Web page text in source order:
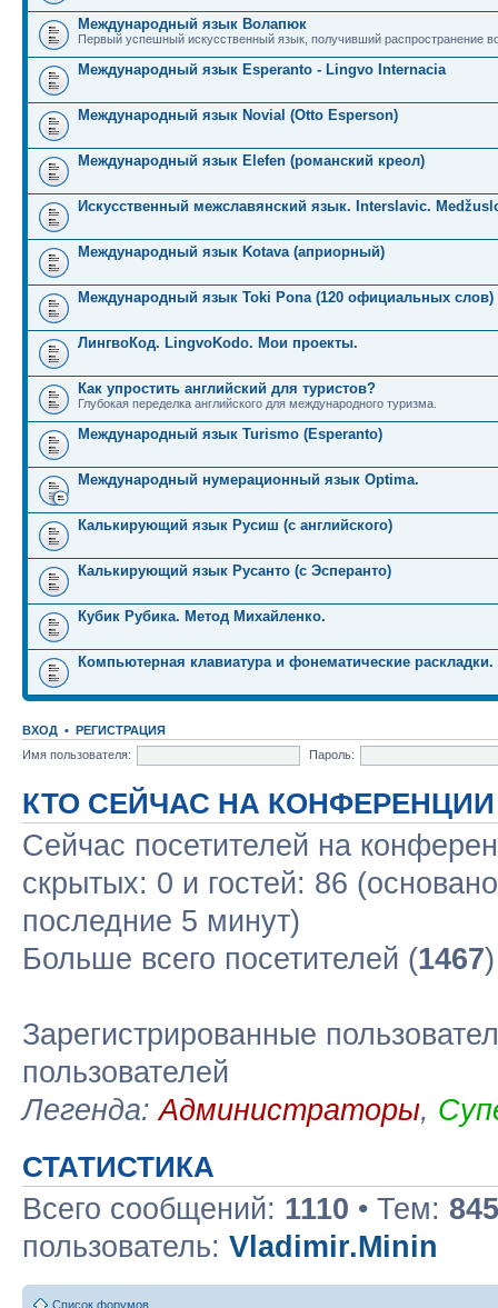
Международный язык Волапюк
Первый успешный искусственный язык, получивший распространение
Международный язык Esperanto - Lingvo Internacia
Международный язык Novial (Otto Esperson)
Международный язык Elefen (романский креол)
Искусственный межславянский язык. Interslavic.
Международный язык Kotava (априорный)
Международный язык Toki Pona (120 официальных слов)
ЛингвоКод. LingvoKodo. Мои проекты.
Как упростить английский для туристов?
Глубокая переделка английского для международного туризма.
Международный язык Turismo (Esperanto)
Международный нумерационный язык Optima.
Калькирующий язык Русиш (с английского)
Калькирующий язык Русанто (с Эсперанто)
Кубик Рубика. Метод Михайленко.
Компьютерная клавиатура и фонематические раскладки.
ВХОД • РЕГИСТРАЦИЯ
Имя пользователя:
Пароль:
КТО СЕЙЧАС НА КОНФЕРЕНЦИИ
Сейчас посетителей на
скрытых: 0 и гостей: 86
последние 5 минут)
Больше всего посетителей (1467
Зарегистрированные
пользователей
Легенда:Администраторы,
СТАТИСТИКА
Всего сообщений: 1110 • Тем: 845
пользователь: Vladimir.Minin
Список форумов